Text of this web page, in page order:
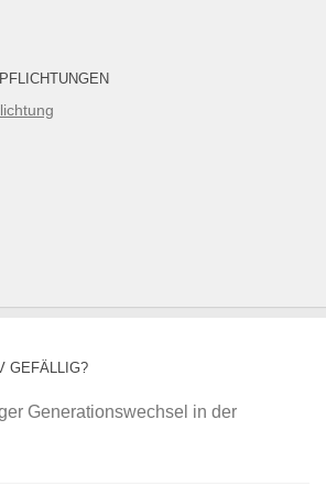
GEFÄLLIG?
Generationswechsel in der